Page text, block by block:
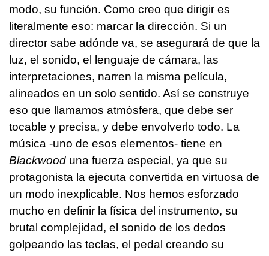
modo, su función. Como creo que dirigir es
literalmente eso: marcar la dirección. Si un
director sabe adónde va, se asegurará de que la
luz, el sonido, el lenguaje de cámara, las
interpretaciones, narren la misma película,
alineados en un solo sentido. Así se construye
eso que llamamos atmósfera, que debe ser
tocable y precisa, y debe envolverlo todo. La
música -uno de esos elementos- tiene en
Blackwood una fuerza especial, ya que su
protagonista la ejecuta convertida en virtuosa de
un modo inexplicable. Nos hemos esforzado
mucho en definir la física del instrumento, su
brutal complejidad, el sonido de los dedos
golpeando las teclas, el pedal creando su